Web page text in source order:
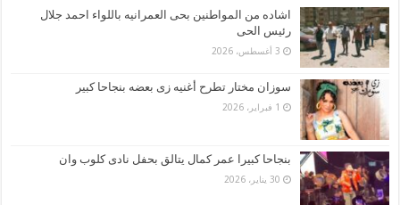
اشاده من المواطنين بحى العمرانيه باللواء احمد جلال
رئيس الحى
3 أغسطس، 2026
سوزان مختار تطرح أغنيه زى بعضه بنجاحا كبير
1 فبراير، 2026
بنجاحا كبيرا عمر كمال يتالق بحفل نادى كلوب وان
30 يناير، 2026